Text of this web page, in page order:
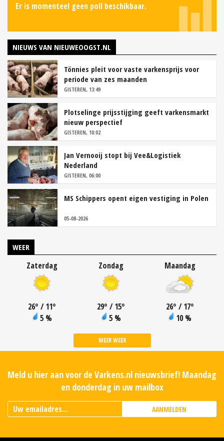
Er is momenteel geen poll beschikbaar.
NIEUWS VAN NIEUWEOOGST.NL
Tönnies pleit voor vaste varkensprijs voor
periode van zes maanden
GISTEREN, 13:49
Plotselinge prijsstijging geeft varkensmarkt
nieuw perspectief
GISTEREN, 10:02
Jan Vernooij stopt bij Vee&Logistiek
Nederland
GISTEREN, 06:00
MS Schippers opent eigen vestiging in Polen
05-08-2026
WEER
Zaterdag
26° / 11°
5 %
Zondag
29° / 15°
5 %
Maandag
26° / 17°
10 %
MEER WEER
Meld u hier aan voor de Varkens.nl nieuwsbrief! Maandag
en donderdag in uw mailbox
AANMELDEN